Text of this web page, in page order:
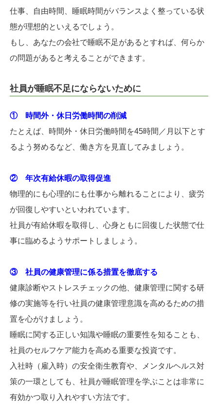
仕事、自由時間、睡眠時間がバランスよく整っている状
態が理想的といえるでしょう。
もし、あなたの会社で睡眠不足があるとすれば、何らか
の問題があると考えることができます。
社員が睡眠不足にならないために
① 時間外・休日労働時間の削減
たとえば、時間外・休日労働時間を45時間／月以下とす
るよう努めるなど、働き方を見直してみましょう。
② 年次有給休暇の取得促進
物理的にも心理的にも仕事から離れることにより、疲労
が回復しやすいといわれています。
社員が有給休暇を取得し、心身ともに回復した状態で仕
事に臨めるようサポートしましょう。
③ 社員の健康管理に係る措置を徹底する
健康診断やストレスチェックの他、健康管理に関する研
修の実施等を行い社員の健康管理意識を高めるための措
置を心がけましょう。
睡眠に関する正しい知識や睡眠の重要性を知ることも、
社員のセルフケア能力を高める重要な投資です。
入社時（雇入時）の安全衛生教育や、メンタルヘルス対
策の一環としても、社員が睡眠管理を学ぶことは非常に
有効かつ取り入れやすい方法です。